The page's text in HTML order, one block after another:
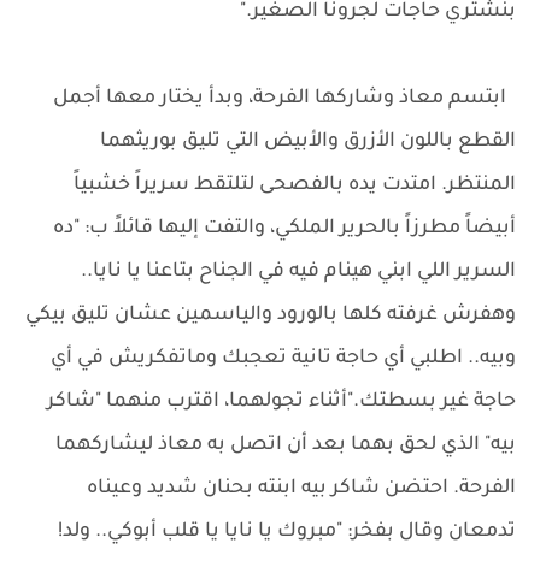
بنشتري حاجات لجرونا الصغير."
ابتسم معاذ وشاركها الفرحة، وبدأ يختار معها أجمل
القطع باللون الأزرق والأبيض التي تليق بوريثهما
المنتظر. امتدت يده بالفصحى لتلتقط سريراً خشبياً
أبيضاً مطرزاً بالحرير الملكي، والتفت إليها قائلاً ب: "ده
السرير اللي ابني هينام فيه في الجناح بتاعنا يا نايا..
وهفرش غرفته كلها بالورود والياسمين عشان تليق بيكي
وبيه.. اطلبي أي حاجة تانية تعجبك وماتفكريش في أي
حاجة غير بسطتك."أثناء تجولهما، اقترب منهما "شاكر
بيه" الذي لحق بهما بعد أن اتصل به معاذ ليشاركهما
الفرحة. احتضن شاكر بيه ابنته بحنان شديد وعيناه
تدمعان وقال بفخر: "مبروك يا نايا يا قلب أبوكي.. ولد!